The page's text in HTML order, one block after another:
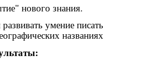
нового знания.
развивать умение писать
названиях